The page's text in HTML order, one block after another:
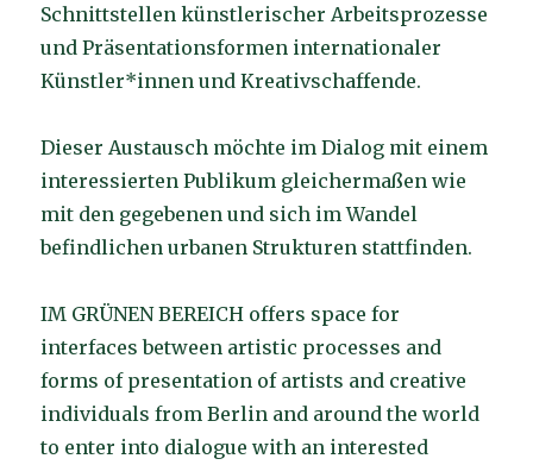
Schnittstellen künstlerischer Arbeitsprozesse
und Präsentationsformen internationaler
Künstler*innen und Kreativschaffende.
Dieser Austausch möchte im Dialog mit einem
interessierten Publikum gleichermaßen wie
mit den gegebenen und sich im Wandel
befindlichen urbanen Strukturen stattfinden.
IM GRÜNEN BEREICH offers space for
interfaces between artistic processes and
forms of presentation of artists and creative
individuals from Berlin and around the world
to enter into dialogue with an interested